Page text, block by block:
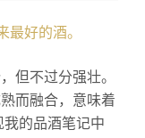
最好的酒。
但不过分强壮。
而融合，意味着
的品酒笔记中